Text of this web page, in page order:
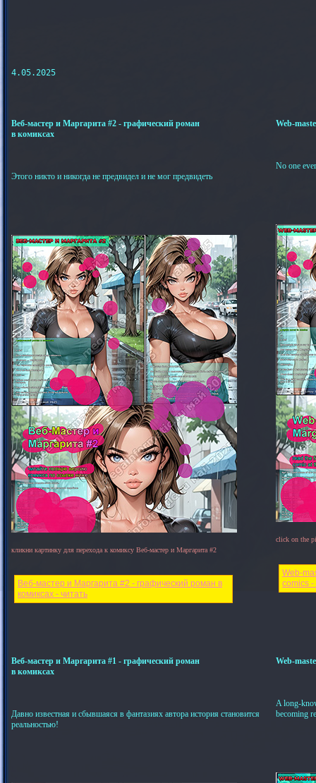
4.05.2025
Веб-мастер и Маргарита #2 - графический роман
в комиксах
Этого никто и никогда не предвидел и не мог предвидеть
кликни картинку для перехода к комиксу Веб-мастер и Маргарита #2
Веб-мастер и Маргарита #2 - графический роман в
комиксах - читать
Web-
No one
click on the
Web-
comics -
Веб-мастер и Маргарита #1 - графический роман
в комиксах
Давно известная и сбывшаяся в фантазиях автора история становится
реальностью!
Web-
A long-
becoming